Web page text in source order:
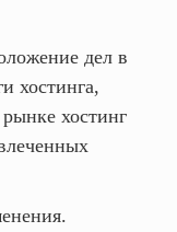
дел в
хостинга,
хостинг